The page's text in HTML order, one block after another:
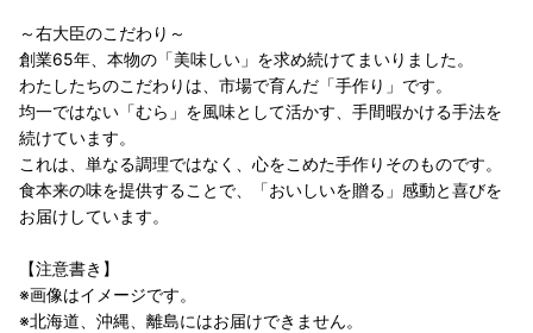
～右大臣のこだわり～
創業65年、本物の「美味しい」を求め続けてまいりました。
わたしたちのこだわりは、市場で育んだ「手作り」です。
均一ではない「むら」を風味として活かす、手間暇かける手法を
続けています。
これは、単なる調理ではなく、心をこめた手作りそのものです。
食本来の味を提供することで、「おいしいを贈る」感動と喜びを
お届けしています。
【注意書き】
※画像はイメージです。
※北海道、沖縄、離島にはお届けできません。